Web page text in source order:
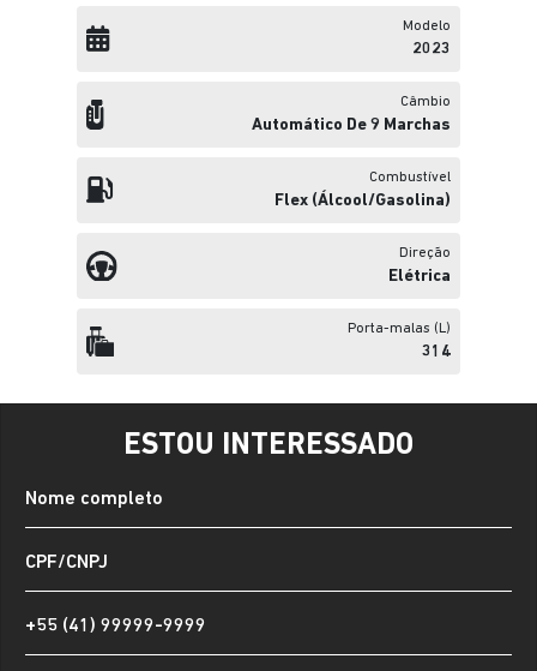
ESTOU INTERESSADO
Modelo
2023
Câmbio
Automático De 9 Marchas
Combustível
Flex (álcool/gasolina)
Direção
Elétrica
Porta-malas (L)
314